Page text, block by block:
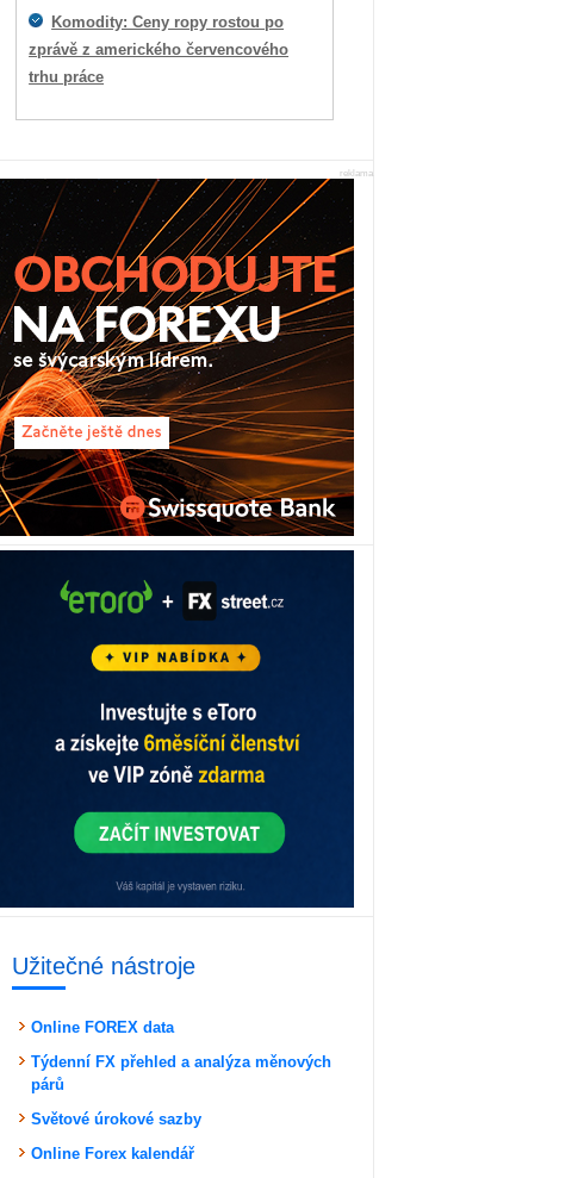
Komodity: Ceny ropy rostou po
zprávě z amerického červencového
trhu práce
reklama
Užitečné nástroje
Online FOREX data
Týdenní FX přehled a analýza měnových
párů
Světové úrokové sazby
Online Forex kalendář